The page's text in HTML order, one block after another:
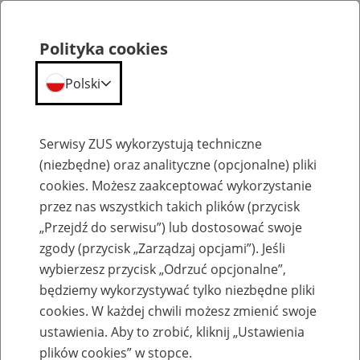
Emerytury
Baza zlikwidowanych lub
przekształconych zakładów pracy
Polityka cookies
Polski
Serwisy ZUS wykorzystują techniczne
(niezbędne) oraz analityczne (opcjonalne) pliki
cookies. Możesz zaakceptować wykorzystanie
przez nas wszystkich takich plików (przycisk
„Przejdź do serwisu”) lub dostosować swoje
zgody (przycisk „Zarządzaj opcjami”). Jeśli
wybierzesz przycisk „Odrzuć opcjonalne”,
będziemy wykorzystywać tylko niezbędne pliki
cookies. W każdej chwili możesz zmienić swoje
ustawienia. Aby to zrobić, kliknij „Ustawienia
plików cookies” w stopce.